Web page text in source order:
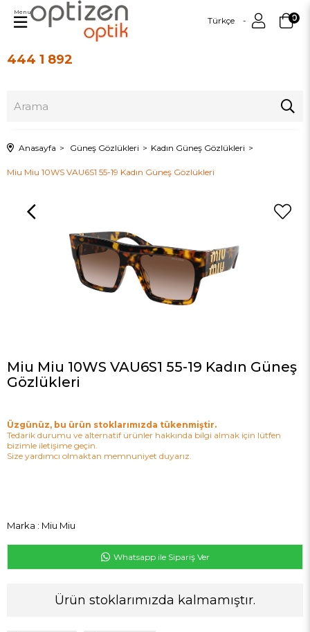
444 1 892
Türkçe 0
Menu
Anasayfa Güneş Gözlükleri Kadın Güneş Gözlükleri
Miu Miu 10WS VAU6S1 55-19 Kadın Güneş Gözlükleri
Miu Miu 10WS VAU6S1 55-19 Kadın Güneş
Gözlükleri
Üzgünüz, bu ürün stoklarımızda tükenmiştir.
Tedarik durumu ve alternatif ürünler hakkında bilgi almak için lütfen
bizimle iletişime geçin.
Size yardımcı olmaktan memnuniyet duyarız.
Marka : Miu Miu
Whatsapp ile Sipariş Ver
Ürün stoklarımızda kalmamıştır.